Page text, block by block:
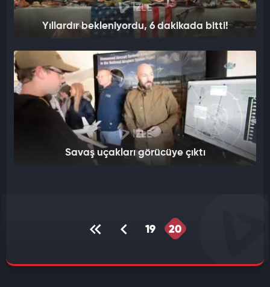
İZLE
Yıllardır bekleniyordu, 6 dakikada bitti!
İZLE
Savaş uçakları görücüye çıktı
19 20